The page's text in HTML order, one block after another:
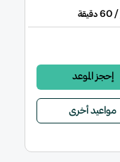
/ 60 دقيقة
إحجز الموعد
مواعيد أخرى